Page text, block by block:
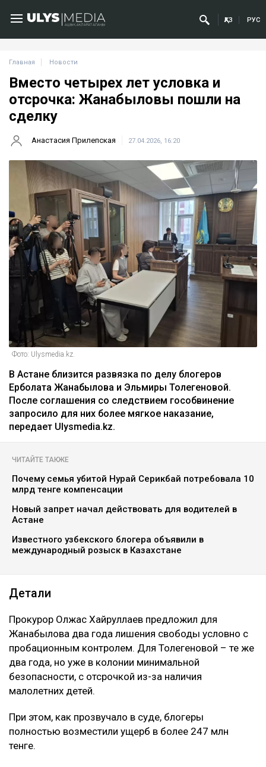
ҚАЗ РУС
Главная Новости
Вместо четырех лет условка и
отсрочка: Жанабыловы пошли на
сделку
Анастасия Прилепская 27.04.2026, 16:20
Фото: Ulysmedia.kz.
В Астане близится развязка по делу блогеров
Ерболата Жанабылова и Эльмиры Толегеновой.
После соглашения со следствием гособвинение
запросило для них более мягкое наказание,
передает Ulysmedia.kz.
ЧИТАЙТЕ ТАКЖЕ
Почему семья убитой Нурай Серикбай потребовала 10
млрд тенге компенсации
Новый запрет начал действовать для водителей в
Астане
Известного узбекского блогера объявили в
международный розыск в Казахстане
Детали
Прокурор Олжас Хайруллаев предложил для
Жанабылова два года лишения свободы условно с
пробационным контролем. Для Толегеновой – те же
два года, но уже в колонии минимальной
безопасности, с отсрочкой из-за наличия
малолетних детей.
При этом, как прозвучало в суде, блогеры
полностью возместили ущерб в более 247 млн
тенге.